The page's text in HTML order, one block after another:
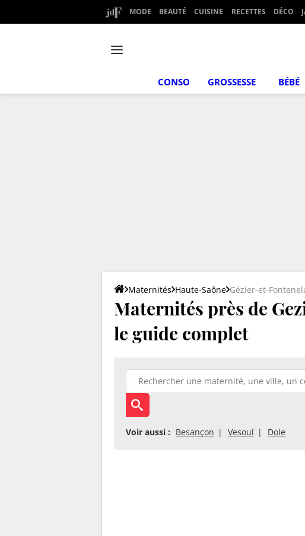
MODE BEAUTÉ CUISINE RECETTES DÉCO
CONSO GROSSESSE BÉBÉ
Maternités Haute-Saône Gézier-et-
Maternités près de
le guide complet
Voir aussi : Besançon Vesoul Dole